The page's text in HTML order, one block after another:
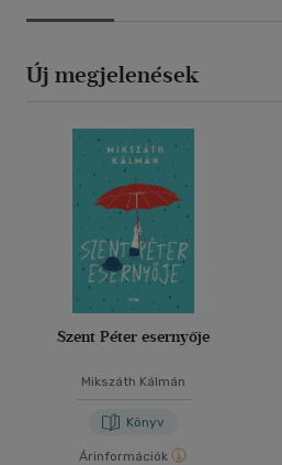
Új megjelenések
Szent Péter esernyője
Mikszáth Kálmán
Könyv
Árinformációk